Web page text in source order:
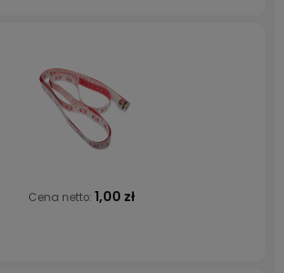
Cena netto: 1,00 zł